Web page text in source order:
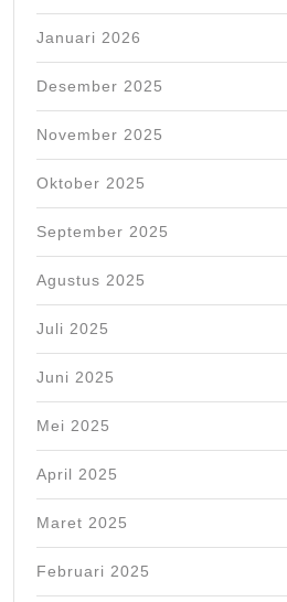
Januari 2026
Desember 2025
November 2025
Oktober 2025
September 2025
Agustus 2025
Juli 2025
Juni 2025
Mei 2025
April 2025
Maret 2025
Februari 2025